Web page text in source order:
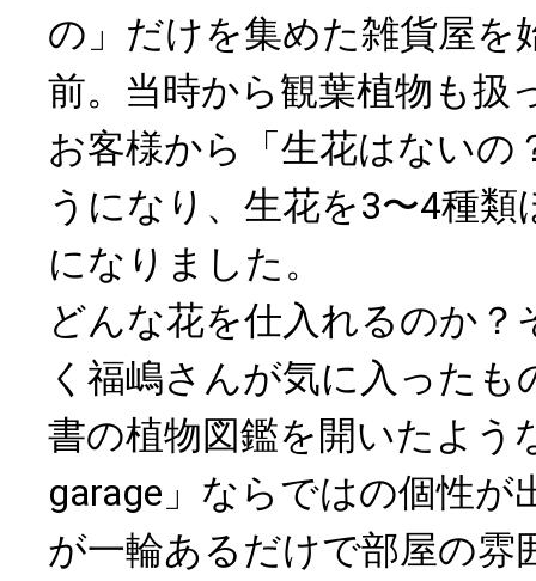
の」だけを集めた雑貨屋を
前。当時から観葉植物も扱
お客様から「生花はないの
うになり、生花を3〜4種
になりました。
どんな花を仕入れるのか？
く福嶋さんが気に入った
書の植物図鑑を開いたよう
garage」ならではの個性が
が一輪あるだけで部屋の雰